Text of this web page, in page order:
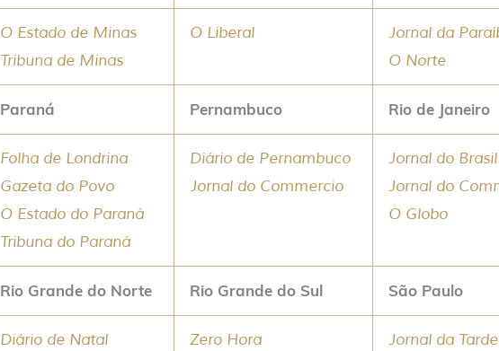
O Estado de Minas
Tribuna de Minas
O Liberal
Jornal da
O Norte
Paraná Pernambuco Rio de Janeiro
Folha de Londrina
Gazeta do Povo
O Estado do Paraná
Tribuna do Paraná
Diário de Pernambuco
Jornal do Commercio
Jornal do Brasil
Jornal do
O Globo
Rio Grande do Norte Rio Grande do Sul São Paulo
Diário de Natal
Zero Hora
Jornal da Tarde